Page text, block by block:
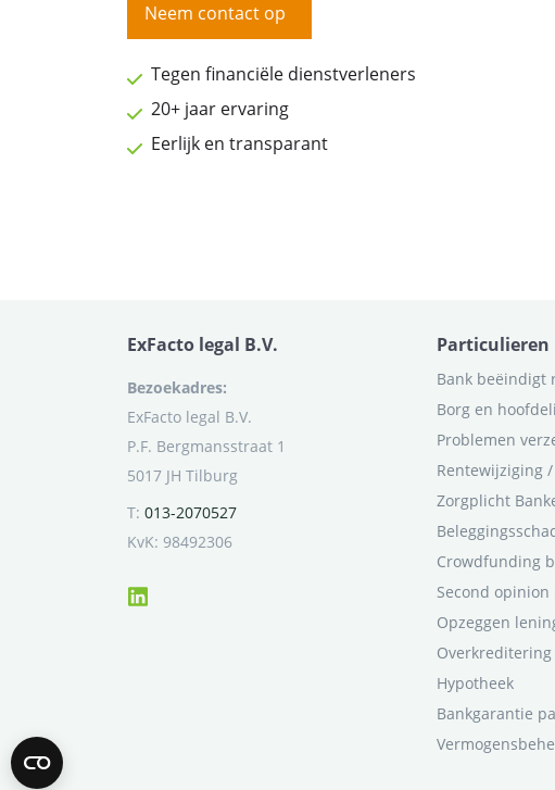
Neem contact op
Tegen financiële dienstverleners
20+ jaar ervaring
Eerlijk en transparant
ExFacto legal B.V.
Bezoekadres:
ExFacto legal B.V.
P.F. Bergmansstraat 1
5017 JH Tilburg
T: 013-2070527
KvK: 98492306
Particulieren
Bank beëindigt
Borg en
Problemen
Rentewijziging
Zorgplicht
Crowdfunding
Second
Opzeggen
Overkreditering
Hypotheek
Bankgarantie